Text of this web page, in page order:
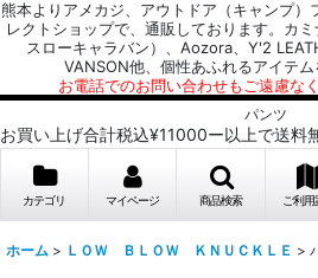
熊本よりアメカジ、アウトドア（キャンプ）
レクトショップで、通販しております。カ
スローキャラバン）、Aozora、Y'2
VANSON他、個性あふれるアイテム
お電話でのお問い合わせもご遠慮
パンツ
お買い上げ合計税込¥11000ー以上で送料
カテゴリ マイページ 商品検索 ご利用
ホーム > ＬＯＷ ＢＬＯＷ ＫＮＵＣＫＬＥ >